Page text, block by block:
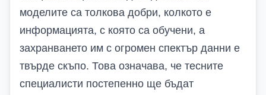
моделите са толкова добри, колкото е
информацията, с която са обучени, а
захранването им с огромен спектър данни е
твърде скъпо. Това означава, че тесните
специалисти постепенно ще бъдат